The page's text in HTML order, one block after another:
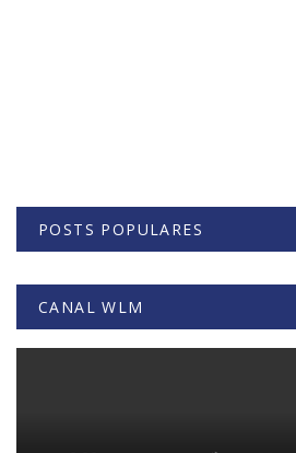
POSTS POPULARES
CANAL WLM